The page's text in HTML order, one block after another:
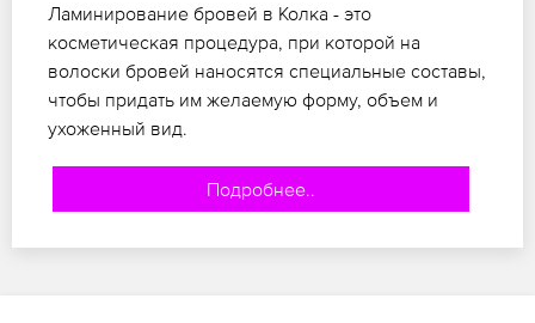
Ламинирование бровей в Колка - это
косметическая процедура, при которой на
волоски бровей наносятся специальные составы,
чтобы придать им желаемую форму, объем и
ухоженный вид.
Подробнее..